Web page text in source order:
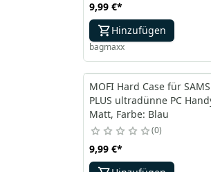
9,99 €*
Hinzufügen
bagmaxx
MOFI Hard Case für
PLUS ultradünne PC
Matt, Farbe: Blau
0
9,99 €*